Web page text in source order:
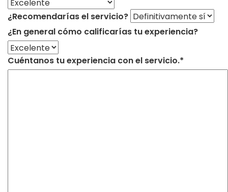
¿Recomendarías el servicio?
¿En general cómo calificarías tu experiencia?
Cuéntanos tu experiencia con el servicio.*